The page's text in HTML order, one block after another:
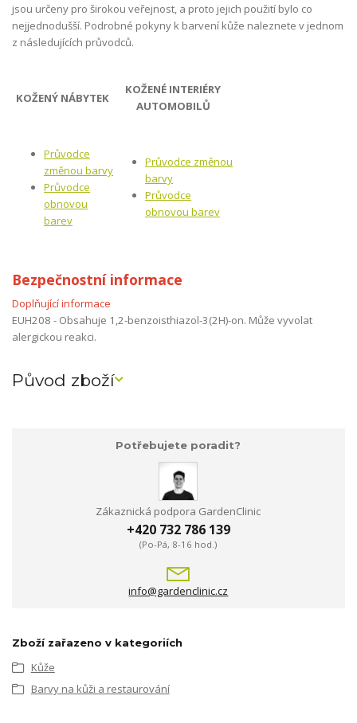
jsou určeny pro širokou veřejnost, a proto jejich použití bylo co
nejjednodušší. Podrobné pokyny k barvení kůže naleznete v jednom
z následujících průvodců.
KOŽENÝ NÁBYTEK
KOŽENÉ INTERIÉRY
AUTOMOBILŮ
Průvodce
změnou barvy
Průvodce
obnovou
barev
Průvodce změnou
barvy
Průvodce
obnovou barev
Bezpečnostní informace
Doplňující informace
EUH208 - Obsahuje 1,2-benzoisthiazol-3(2H)-on. Může vyvolat
alergickou reakci.
Původ zboží
Potřebujete poradit?
Zákaznická podpora GardenClinic
+420 732 786 139
(Po-Pá, 8-16 hod.)
info@gardenclinic.cz
Zboží zařazeno v kategoriích
Kůže
Barvy na kůži a restaurování